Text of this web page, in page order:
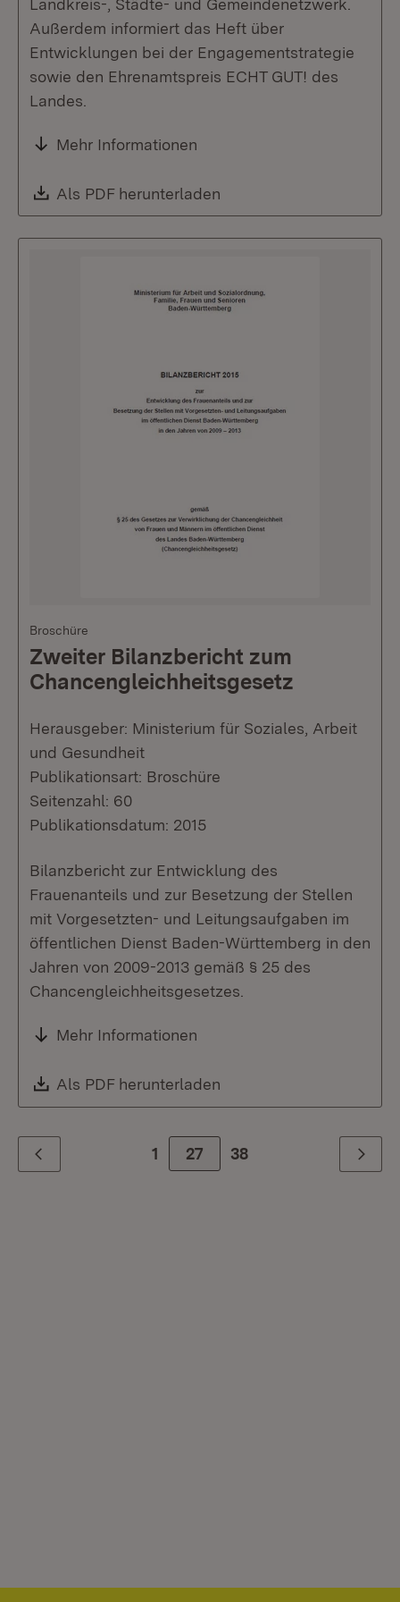
Landkreis-, Städte- und Gemeindenetzwerk.
Außerdem informiert das Heft über
Entwicklungen bei der Engagementstrategie
sowie den Ehrenamtspreis ECHT GUT! des
Landes.
Mehr Informationen
Download:
Als PDF herunterladen
Broschüre
Zweiter Bilanzbericht zum
Chancengleichheitsgesetz
Herausgeber: Ministerium für Soziales, Arbeit
und Gesundheit
Publikationsart: Broschüre
Seitenzahl: 60
Publikationsdatum: 2015
Bilanzbericht zur Entwicklung des
Frauenanteils und zur Besetzung der Stellen
mit Vorgesetzten- und Leitungsaufgaben im
öffentlichen Dienst Baden-Württemberg in den
Jahren von 2009-2013 gemäß § 25 des
Chancengleichheitsgesetzes.
Mehr Informationen
Download:
Als PDF herunterladen
Zurück 1 Zur Seite
27 38 Weiter